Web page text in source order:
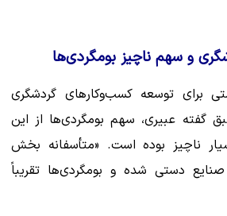
بودجه‌ای ۶ همتی برای توسعه کسب‌وکارهای گردشگری
گفته عبیری، سهم بومگردی‌ها از این
ناچیز بوده است. «متأسفانه بخش
دستی شده و بومگردی‌ها تقریباً